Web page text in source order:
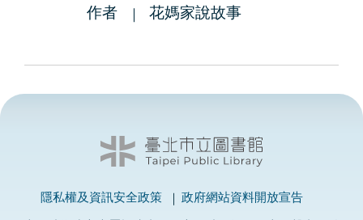
作者 花媽家說故事
隱私權及資訊安全政策 政府網站資料開放宣告